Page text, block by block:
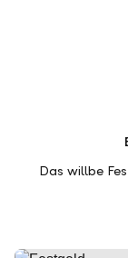
Das willbe